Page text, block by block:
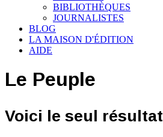
BIBLIOTHÈQUES
JOURNALISTES
BLOG
LA MAISON D'ÉDITION
AIDE
Le Peuple
Voici le seul résultat